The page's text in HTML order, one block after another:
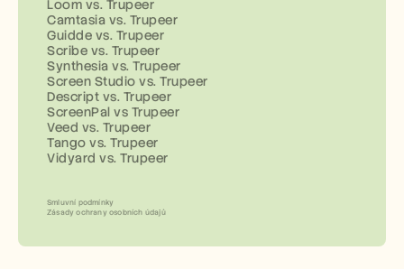
Loom vs. Trupeer
Camtasia vs. Trupeer
Guidde vs. Trupeer
Scribe vs. Trupeer
Synthesia vs. Trupeer
Screen Studio vs. Trupeer
Descript vs. Trupeer
ScreenPal vs Trupeer
Veed vs. Trupeer
Tango vs. Trupeer
Vidyard vs. Trupeer
Smluvní podmínky
Zásady ochrany osobních údajů